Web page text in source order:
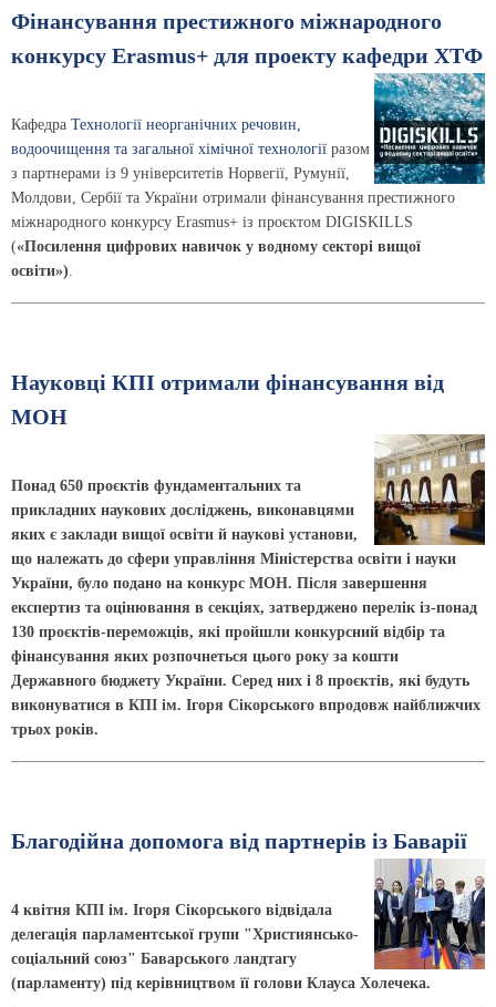
Фінансування престижного міжнародного
конкурсу Erasmus+ для проекту кафедри ХТФ
Кафедра Технології неорганічних речовин,
водоочищення та загальної хімічної технології разом
з партнерами із 9 університетів Норвегії, Румунії,
Молдови, Сербії та України отримали фінансування престижного
міжнародного конкурсу Erasmus+ із проєктом DIGISKILLS
(«Посилення цифрових навичок у водному секторі вищої
освіти»).
Науковці КПІ отримали фінансування від
МОН
Понад 650 проєктів фундаментальних та
прикладних наукових досліджень, виконавцями
яких є заклади вищої освіти й наукові установи,
що належать до сфери управління Міністерства освіти і науки
України, було подано на конкурс МОН. Після завершення
експертиз та оцінювання в секціях, затверджено перелік із-понад
130 проєктів-переможців, які пройшли конкурсний відбір та
фінансування яких розпочнеться цього року за кошти
Державного бюджету України. Серед них і 8 проєктів, які будуть
виконуватися в КПІ ім. Ігоря Сікорського впродовж найближчих
трьох років.
Благодійна допомога від партнерів із Баварії
4 квітня КПІ ім. Ігоря Сікорського відвідала
делегація парламентської групи "Християнсько-
соціальний союз" Баварського ландтагу
(парламенту) під керівництвом її голови Клауса Холечека.